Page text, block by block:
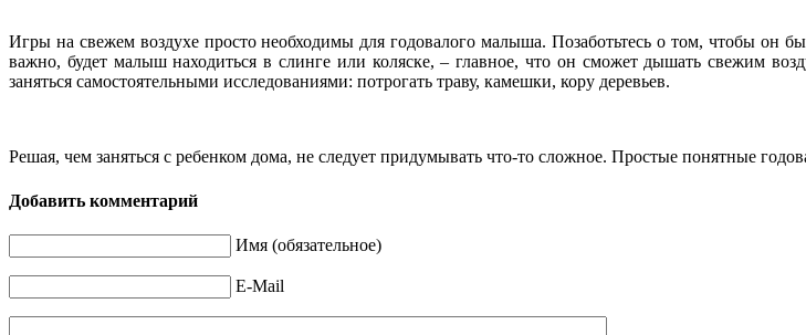
Игры на свежем воздухе просто необходимы для годовалого малыша. Позаботьтесь о том, чтобы он
важно, будет малыш находиться в слинге или коляске, – главное, что он сможет дышать свежим
заняться самостоятельными исследованиями: потрогать траву, камешки, кору деревьев.
Решая, чем заняться с ребенком дома, не следует придумывать что-то сложное. Простые понятные
Добавить комментарий
Имя (обязательное)
E-Mail